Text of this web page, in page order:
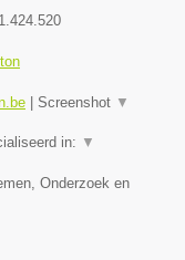
Screenshot ▼
in: ▼
Onderzoek en